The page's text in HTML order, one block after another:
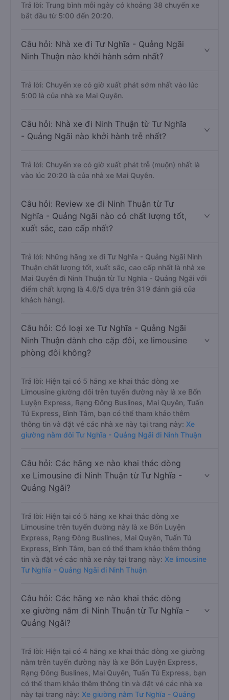
Trả lời: Trung bình mỗi ngày có khoảng 38 chuyến xe
bắt đầu từ 5:00 đến 20:20.
Câu hỏi: Nhà xe đi Tư Nghĩa - Quảng Ngãi
Ninh Thuận nào khởi hành sớm nhất?
Trả lời: Chuyến xe có giờ xuất phát sớm nhất vào lúc
5:00 là của nhà xe Mai Quyên.
Câu hỏi: Nhà xe đi Ninh Thuận từ Tư Nghĩa
- Quảng Ngãi nào khởi hành trễ nhất?
Trả lời: Chuyến xe có giờ xuất phát trễ (muộn) nhất là
vào lúc 20:20 là của nhà xe Mai Quyên.
Câu hỏi: Review xe đi Ninh Thuận từ Tư
Nghĩa - Quảng Ngãi nào có chất lượng tốt,
xuất sắc, cao cấp nhất?
Trả lời: Những hãng xe đi Tư Nghĩa - Quảng Ngãi Ninh
Thuận chất lượng tốt, xuất sắc, cao cấp nhất là nhà xe
Mai Quyên đi Ninh Thuận từ Tư Nghĩa - Quảng Ngãi với
điểm chất lượng là 4.6/5 dựa trên 319 đánh giá của
khách hàng).
Câu hỏi: Có loại xe Tư Nghĩa - Quảng Ngãi
Ninh Thuận dành cho cặp đôi, xe limousine
phòng đôi không?
Trả lời: Hiện tại có 5 hãng xe khai thác dòng xe
Limousine giường đôi trên tuyến đường này là xe Bốn
Luyện Express, Rạng Đông Buslines, Mai Quyên, Tuấn
Tú Express, Bình Tâm, bạn có thể tham khảo thêm
thông tin và đặt vé các nhà xe này tại trang này: Xe
giường nằm đôi Tư Nghĩa - Quảng Ngãi đi Ninh Thuận
Câu hỏi: Các hãng xe nào khai thác dòng
xe Limousine đi Ninh Thuận từ Tư Nghĩa -
Quảng Ngãi?
Trả lời: Hiện tại có 5 hãng xe khai thác dòng xe
Limousine trên tuyến đường này là xe Bốn Luyện
Express, Rạng Đông Buslines, Mai Quyên, Tuấn Tú
Express, Bình Tâm, bạn có thể tham khảo thêm thông
tin và đặt vé các nhà xe này tại trang này: Xe limousine
Tư Nghĩa - Quảng Ngãi đi Ninh Thuận
Câu hỏi: Các hãng xe nào khai thác dòng
xe giường nằm đi Ninh Thuận từ Tư Nghĩa -
Quảng Ngãi?
Trả lời: Hiện tại có 4 hãng xe khai thác dòng xe giường
nằm trên tuyến đường này là xe Bốn Luyện Express,
Rạng Đông Buslines, Mai Quyên, Tuấn Tú Express, bạn
có thể tham khảo thêm thông tin và đặt vé các nhà xe
này tại trang này: Xe giường nằm Tư Nghĩa - Quảng